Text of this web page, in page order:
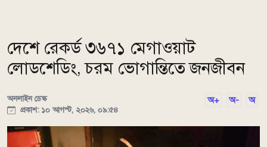
দেশে রেকর্ড ৩৬৭১ মেগাওয়াট
লোডশেডিং, চরম ভোগান্তিতে জনজীবন
অনলাইন ডেস্ক
প্রকাশ: ১০ আগস্ট, ২০২৬, ০৯:৫৪
অ+ অ- অ